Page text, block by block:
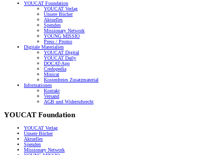
YOUCAT Foundation
YOUCAT Verlag
Unsere Bücher
Aktuelles
Spenden
Missionary Network
YOUNG MISSIO
Press / Promo
Digitale Materialien
YOUCAT Digital
YOUCAT Daily
DOCAT-App
Credopedia
Minicat
Kostenfreies Zusatzmaterial
Informationen
Kontakt
Versand
AGB und Widerrufsrecht
YOUCAT Foundation
YOUCAT Verlag
Unsere Bücher
Aktuelles
Spenden
Missionary Network